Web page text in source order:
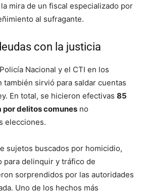
mira de un fiscal especializado por
al sufragante.
con la justicia
Nacional y el CTI en los
también sirvió para saldar cuentas
En total, se hicieron efectivas 85
por delitos comunes no
elecciones.
sujetos buscados por homicidio,
delinquir y tráfico de
sorprendidos por las autoridades
. Uno de los hechos más